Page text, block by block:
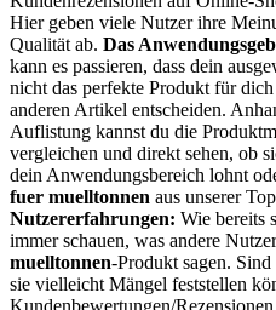
Hier geben viele Nutzer ihre
Qualität ab. Das
kann es passieren, dass dein
nicht das perfekte Produkt für
anderen Artikel entscheiden.
Auflistung kannst du die
vergleichen und direkt sehen, ob
dein Anwendungsbereich lohnt
fuer muelltonnen aus unserer
Nutzererfahrungen: Wie bereits
immer schauen, was andere
muelltonnen-Produkt sagen.
sie vielleicht Mängel feststellen
Kundenbewertungen/